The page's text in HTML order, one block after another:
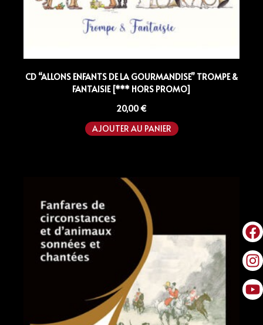
CD “ALLONS ENFANTS DE LA GOURMANDISE” TROMPE &
FANTAISIE [*** HORS PROMO]
20,00€
AJOUTER AU PANIER